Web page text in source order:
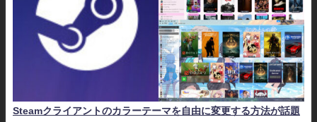
Steamクライアントのカラーテーマを自由に変更する方法が話題